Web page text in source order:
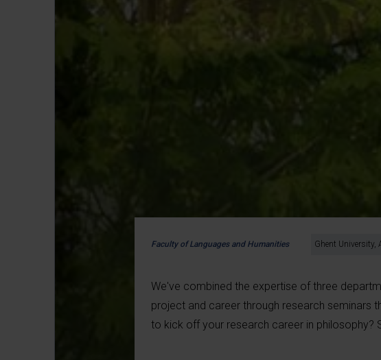
Faculty of Languages and Humanities Ghent University,
We've combined the expertise of three
project and career through research seminars
to kick off your research career in philosophy?